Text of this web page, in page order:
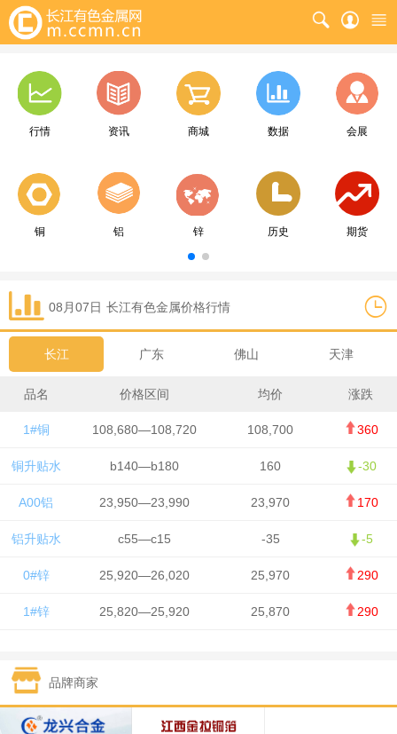
行情 资讯 商城 数据 会展
铜 铝 锌 历史 期货
08月07日 长江有色金属价格行情
长江 广东 佛山 天津
品名 价格区间 均价 涨跌
1#铜 108,680—108,720 108,700 360
铜升贴水 b140—b180 160 -30
A00铝 23,950—23,990 23,970 170
铝升贴水 c55—c15 -35 -5
0#锌 25,920—26,020 25,970 290
1#锌 25,820—25,920 25,870 290
1#锡 434,000—436,000
1#镍 129,550—130,750
品牌商家